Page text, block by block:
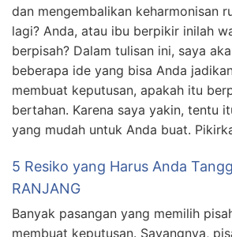
dan mengembalikan keharmonisan
lagi? Anda, atau ibu berpikir inilah
berpisah? Dalam tulisan ini, saya
beberapa ide yang bisa Anda
membuat keputusan, apakah itu
bertahan. Karena saya yakin, tentu
yang mudah untuk Anda buat.
5 Resiko yang Harus Anda
RANJANG
Banyak pasangan yang memilih
membuat keputusan. Sayangnya,